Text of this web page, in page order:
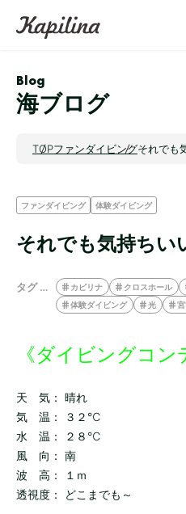
Blog
海ブログ
TOPファンダイビングそれでも
ファンダイビング 体験ダイビング
それでも気持ちい
タグ … カピリナ クロスホール
体験ダイビング
光
《ダイビングコン
天 気： 晴れ
気 温： ３２℃
水 温： ２８℃
風 向： 南
波 高： １ｍ
透視度： どこまでも～